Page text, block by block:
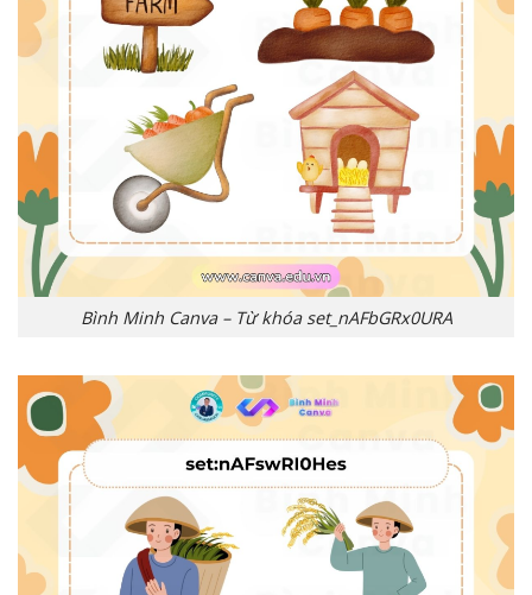
Bình Minh Canva – Từ khóa set_nAFbGRx0URA